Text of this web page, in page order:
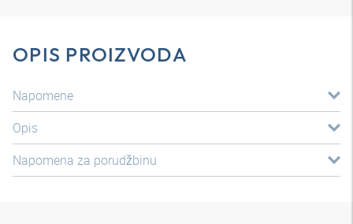
OPIS PROIZVODA
Napomene
Opis
Napomena za porudžbinu